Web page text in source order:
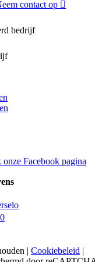
contact op
bedrijf
onze Facebook pagina
| Cookiebeleid |